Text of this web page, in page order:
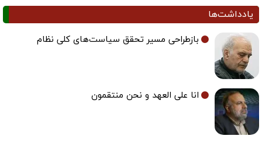
یادداشت‌ها
بازطراحی مسیر تحقق سیاست‌های کلی نظام
انا علی العهد و نحن منتقمون